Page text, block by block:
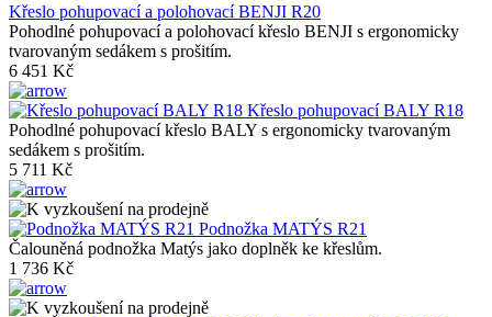
Křeslo pohupovací a polohovací BENJI R20
Pohodlné pohupovací a polohovací křeslo BENJI s ergonomicky
tvarovaným sedákem s prošitím.
6 451 Kč
Křeslo pohupovací BALY R18
Pohodlné pohupovací křeslo BALY s ergonomicky tvarovaným
sedákem s prošitím.
5 711 Kč
Podnožka MATÝS R21
Čalouněná podnožka Matýs jako doplněk ke křeslům.
1 736 Kč